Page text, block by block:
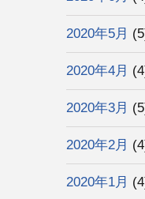
2020年5月
2020年4月
2020年3月
2020年2月
2020年1月